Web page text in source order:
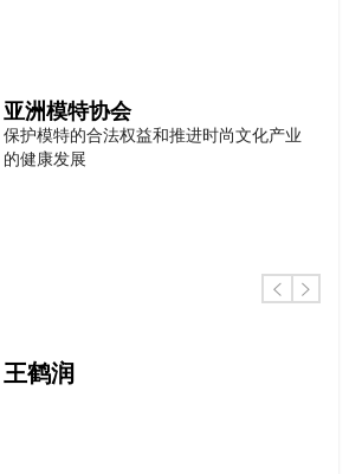
亚洲模特协会
保护模特的合法权益和推进时尚文化产业
的健康发展
积极促进全球教育资源的共享及世界各地
王鹤润